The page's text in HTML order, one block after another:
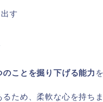
す
のことを掘り下げる能力
ため、柔軟な心を持ちま